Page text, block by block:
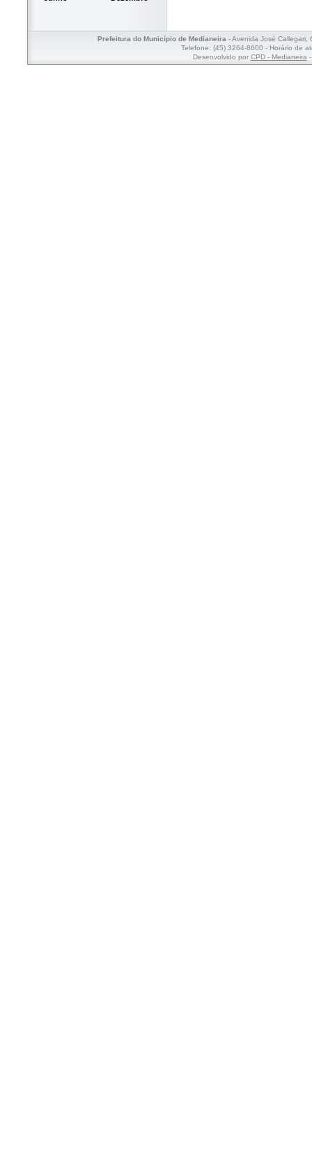
Prefeitura do Município de Medianeira- Avenida José Callegari,
Telefone: (45) 3264-8600 - Horário de
Desenvolvido por CPD - Medianeira-